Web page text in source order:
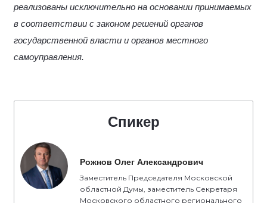
реализованы исключительно на основании принимаемых
в соответствии с законом решений органов
государственной власти и органов местного
самоуправления.
Спикер
Рожнов Олег Александрович
Заместитель Председателя Московской
областной Думы, заместитель Секретаря
Московского областного регионального